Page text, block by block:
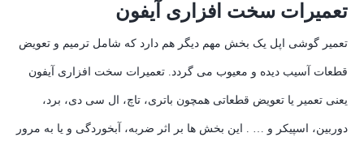
تعمیرات سخت افزاری آیفون
تعمیر گوشی اپل یک بخش مهم دیگر هم دارد که شامل ترمیم و تعویض
قطعات آسیب دیده و معیوب می گردد. تعمیرات سخت افزاری آیفون
یعنی تعمیر یا تعویض قطعاتی همچون باتری، تاچ، ال سی دی، برد،
دوربین، اسپیکر و … . این بخش ها بر اثر ضربه، آبخوردگی و یا به مرور